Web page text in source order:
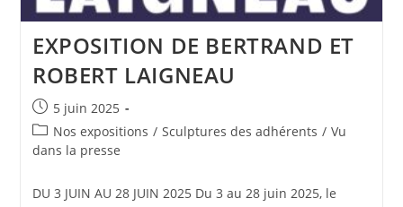
SUR
REVE
EXPOSITION DE BERTRAND ET
ROBERT LAIGNEAU
Publication
publiée :
5 juin 2025
Post
category:
Nos expositions / Sculptures des adhérents / Vu
dans la presse
DU 3 JUIN AU 28 JUIN 2025 Du 3 au 28 juin 2025, le